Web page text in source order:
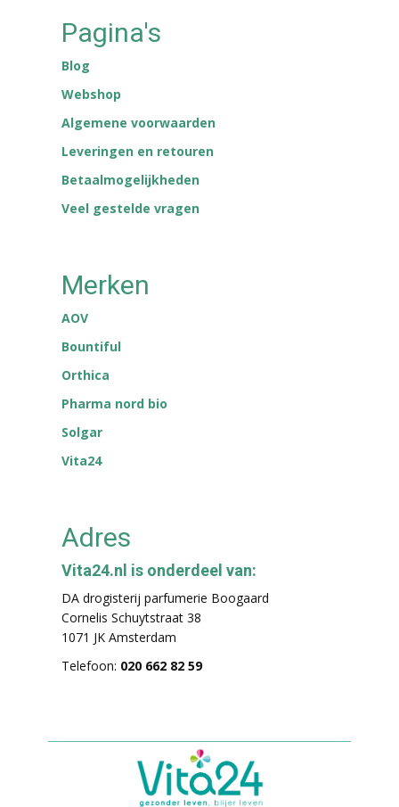
Pagina's
Blog
Webshop
Algemene voorwaarden
Leveringen en retouren
Betaalmogelijkheden
Veel gestelde vragen
Merken
AOV
Bountiful
Orthica
Pharma nord bio
Solgar
Vita24
Adres
Vita24.nl is onderdeel van:
DA drogisterij parfumerie Boogaard
Cornelis Schuytstraat 38
1071 JK Amsterdam
Telefoon: 020 662 82 59